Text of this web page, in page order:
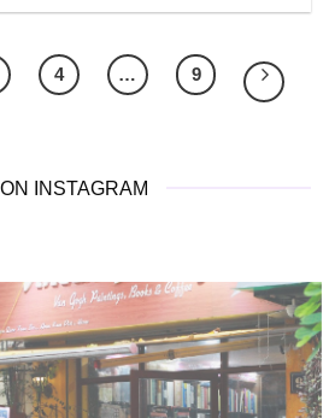
4 … 9
ON INSTAGRAM